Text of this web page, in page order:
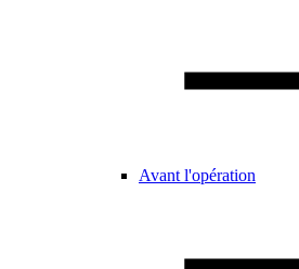
Avant l'opération